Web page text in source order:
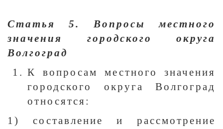
Статья 5. Вопросы местного
значения городского округа
Волгоград
К вопросам местного значения
городского округа Волгоград
относятся:
1) составление и рассмотрение